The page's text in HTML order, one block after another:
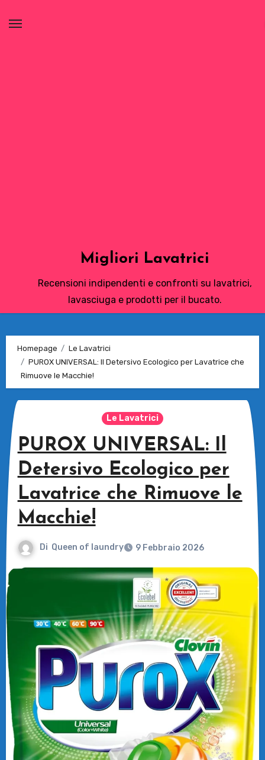
Migliori Lavatrici
Recensioni indipendenti e confronti su lavatrici,
lavasciuga e prodotti per il bucato.
Homepage
Le Lavatrici
PUROX UNIVERSAL: Il Detersivo Ecologico per Lavatrice che
Rimuove le Macchie!
Le Lavatrici
PUROX UNIVERSAL: Il
Detersivo Ecologico per
Lavatrice che Rimuove le
Macchie!
Di Queen of laundry 9 Febbraio 2026